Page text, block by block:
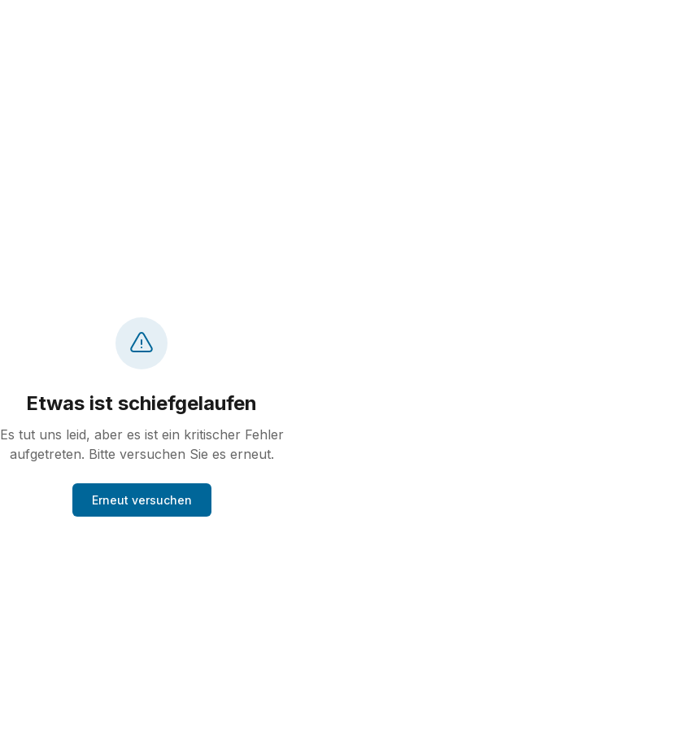
Etwas ist schiefgelaufen
Es tut uns leid, aber es ist ein kritischer Fehler
aufgetreten. Bitte versuchen Sie es erneut.
Erneut versuchen